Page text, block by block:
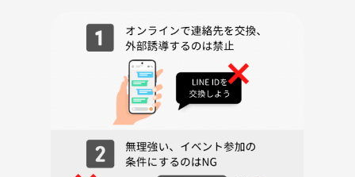
21時半１次会終了
二次会は希望者の数次第で検討します！
ご飯はコースにするかもです！